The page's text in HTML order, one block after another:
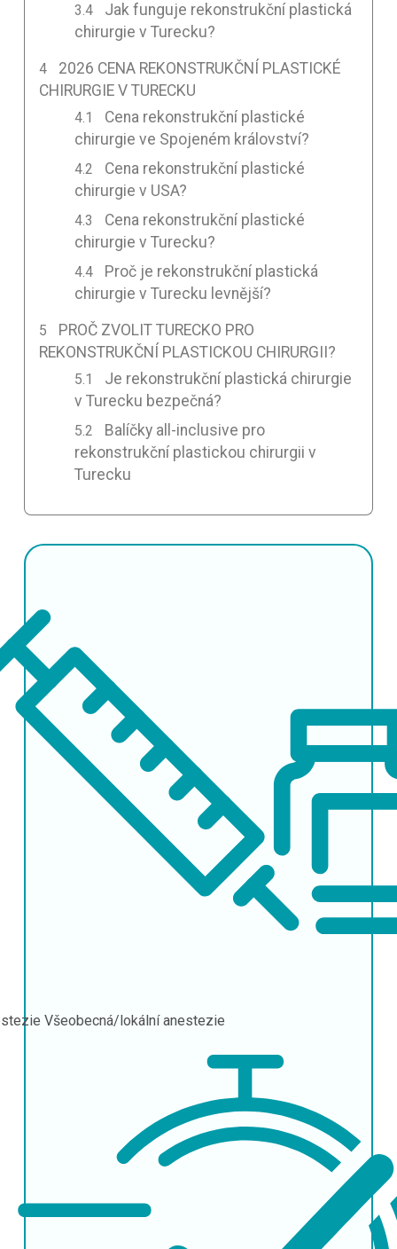
Jak funguje rekonstrukční plastická
chirurgie v Turecku?
2026 CENA REKONSTRUKČNÍ PLASTICKÉ
CHIRURGIE V TURECKU
Cena rekonstrukční plastické
chirurgie ve Spojeném království?
Cena rekonstrukční plastické
chirurgie v USA?
Cena rekonstrukční plastické
chirurgie v Turecku?
Proč je rekonstrukční plastická
chirurgie v Turecku levnější?
PROČ ZVOLIT TURECKO PRO
REKONSTRUKČNÍ PLASTICKOU CHIRURGII?
Je rekonstrukční plastická chirurgie
v Turecku bezpečná?
Balíčky all-inclusive pro
rekonstrukční plastickou chirurgii v
Turecku
Všeobecná/lokální anestezie